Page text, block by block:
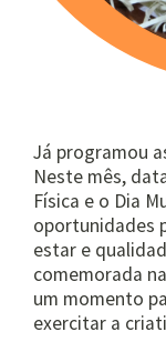
Já programou
Neste mês,
Física e o Dia
oportunidades
estar e
comemorada
um momento
exercitar a